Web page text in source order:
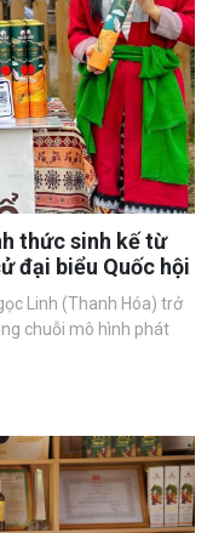
thức sinh kế từ
đại biểu Quốc hội
Linh (Thanh Hóa) trở
chuỗi mô hình phát